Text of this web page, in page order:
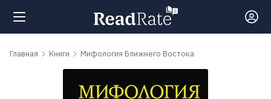
Поиск
Главная Книги Мифология Ближнего Востока